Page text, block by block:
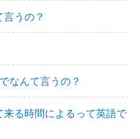
うの？
なんて言うの？
る時間によるって英語で